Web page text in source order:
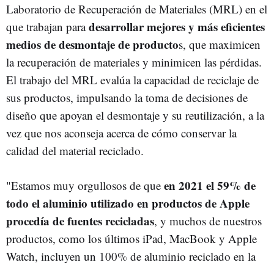
Laboratorio de Recuperación de Materiales (MRL) en el
que trabajan paradesarrollar mejores y más eficientes
medios de desmontaje de productos, que maximicen
la recuperación de materiales y minimicen las pérdidas.
El trabajo del MRL evalúa la capacidad de reciclaje de
sus productos, impulsando la toma de decisiones de
diseño que apoyan el desmontaje y su reutilización, a la
vez que nos aconseja acerca de cómo conservar la
calidad del material reciclado.
"Estamos muy orgullosos de que en 2021 el 59% de
todo el aluminio utilizado en productos de Apple
procedía de fuentes recicladas, y muchos de nuestros
productos, como los últimos iPad, MacBook y Apple
Watch, incluyen un 100% de aluminio reciclado en la